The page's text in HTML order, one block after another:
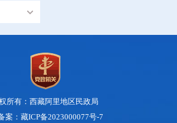
所有：西藏阿里地区民政局
案：藏ICP备2023000077号-7